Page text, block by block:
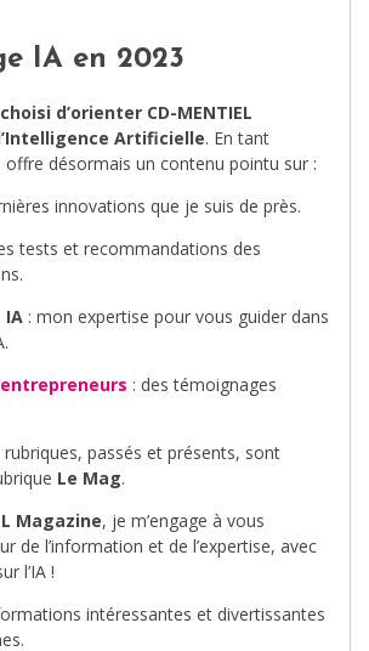
IA en 2023
choisi d’orienter CD-MENTIEL
Artificielle. En tant
offre désormais un contenu pointu sur :
innovations que je suis de près.
tests et recommandations des
: mon expertise pour vous guider dans
: des témoignages
passés et présents, sont
Le Mag.
Magazine, je m’engage à vous
de l’information et de l’expertise, avec
l’IA !
intéressantes et divertissantes